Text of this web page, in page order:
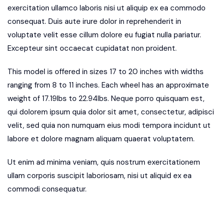
exercitation ullamco laboris nisi ut aliquip ex ea commodo
consequat. Duis aute irure dolor in reprehenderit in
voluptate velit esse cillum dolore eu fugiat nulla pariatur.
Excepteur sint occaecat cupidatat non proident.
This model is offered in sizes 17 to 20 inches with widths
ranging from 8 to 11 inches. Each wheel has an approximate
weight of 17.19lbs to 22.94lbs. Neque porro quisquam est,
qui dolorem ipsum quia dolor sit amet, consectetur, adipisci
velit, sed quia non numquam eius modi tempora incidunt ut
labore et dolore magnam aliquam quaerat voluptatem.
Ut enim ad minima veniam, quis nostrum exercitationem
ullam corporis suscipit laboriosam, nisi ut aliquid ex ea
commodi consequatur.